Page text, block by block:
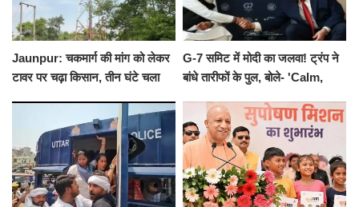
Jaunpur: चकमार्ग की मांग को लेकर
टावर पर चढ़ा किसान, तीन घंटे चला
G-7 समिट में मोदी का जलवा! ट्रंप ने
बांधे तारीफों के पुल, बोले- 'Calm,